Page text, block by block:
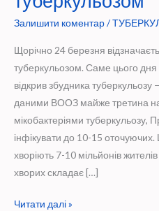
Залишити коментар/
Щорічно 24 березня
туберкульозом. Саме цього дня
відкрив збудника
даними ВООЗ майже третина
мікобактеріями
інфікувати до 10-15
хворіють 7-10 мільйонів жителів
хворих складає […]
24
Читати далі »